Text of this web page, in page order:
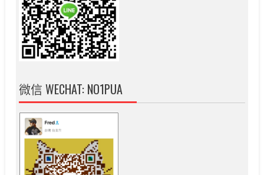
微信 WECHAT: NO1PUA